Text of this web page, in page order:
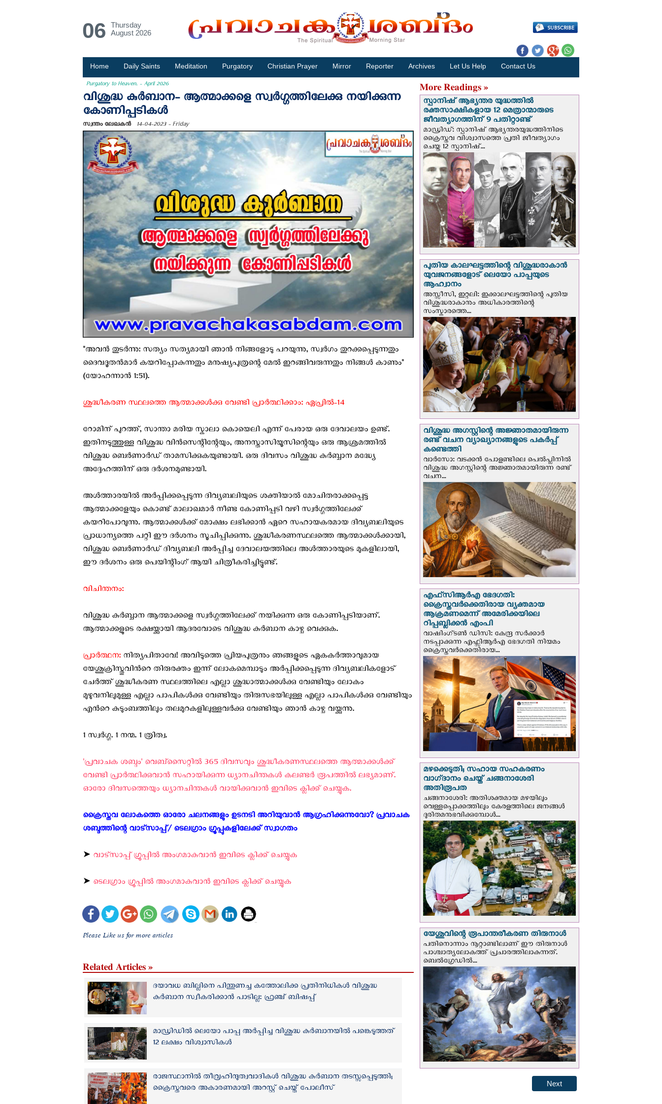
06
Thursday
August 2026
Home Daily Saints Meditation Purgatory Christian Prayer Mirror Reporter Archives Let Us Help Contact Us
Purgatory to Heaven. - April 2026
വിശുദ്ധ കുര്‍ബാന- ആത്മാക്കളെ സ്വര്‍ഗ്ഗത്തിലേക്കു നയിക്കുന്ന
കോണിപ്പടികള്‍
സ്വന്തം ലേഖകന്‍ 14-04-2023 - Friday
"അവന്‍ തുടര്‍ന്നു: സത്യം സത്യമായി ഞാന്‍ നിങ്ങളോടു പറയുന്നു, സ്വര്‍ഗം തുറക്കപ്പെടുന്നതും
ദൈവദൂതന്‍മാര്‍ കയറിപ്പോകുന്നതും മനുഷ്യപുത്രന്റെ മേല്‍ ഇറങ്ങിവരുന്നതും നിങ്ങള്‍ കാണും"
(യോഹന്നാന്‍ 1:51).
ശുദ്ധീകരണ സ്ഥലത്തെ ആത്മാക്കൾക്കു വേണ്ടി പ്രാർത്ഥിക്കാം: ഏപ്രില്‍-14
റോമിന് പുറത്ത്, സാന്താ മരിയ സ്കാലാ കൊയെലി എന്ന് പേരായ ഒരു ദേവാലയം ഉണ്ട്.
ഇതിനടുത്തുള്ള വിശുദ്ധ വിന്‍സെന്റിന്റേയും, അനസ്താസിയൂസിന്റെയും ഒരു ആശ്രമത്തില്‍
വിശുദ്ധ ബെര്‍ണാര്‍ഡ് താമസിക്കുകയുണ്ടായി. ഒരു ദിവസം വിശുദ്ധ കുര്‍ബ്ബാന മദ്ധ്യേ
അദ്ദേഹത്തിന് ഒരു ദര്‍ശനമുണ്ടായി.
അള്‍ത്താരയില്‍ അര്‍പ്പിക്കപ്പെടുന്ന ദിവ്യബലിയുടെ ശക്തിയാല്‍ മോചിതരാക്കപ്പെട്ട
ആത്മാക്കളേയും കൊണ്ട് മാലാഖമാര്‍ നീണ്ട കോണിപ്പടി വഴി സ്വര്‍ഗ്ഗത്തിലേക്ക്
കയറിപോവുന്നു. ആത്മാക്കള്‍ക്ക് മോക്ഷം ലഭിക്കാന്‍ ഏറെ സഹായകരമായ ദിവ്യബലിയുടെ
പ്രാധാന്യത്തെ പറ്റി ഈ ദര്‍ശനം സൂചിപ്പിക്കുന്നു. ശുദ്ധീകരണസ്ഥലത്തെ ആത്മാക്കള്‍ക്കായി,
വിശുദ്ധ ബെര്‍ണാര്‍ഡ് ദിവ്യബലി അര്‍പ്പിച്ച ദേവാലയത്തിലെ അള്‍ത്താരയുടെ മുകളിലായി,
ഈ ദര്‍ശനം ഒരു പെയിന്റിംഗ് ആയി ചിത്രീകരിച്ചിട്ടുണ്ട്.
വിചിന്തനം:
വിശുദ്ധ കുര്‍ബ്ബാന ആത്മാക്കളെ സ്വര്‍ഗ്ഗത്തിലേക്ക് നയിക്കുന്ന ഒരു കോണിപ്പടിയാണ്.
ആത്മാക്കളുടെ രക്ഷയ്ക്കായി ആദരവോടെ വിശുദ്ധ കുര്‍ബാന കാഴ്ച വെക്കുക.
പ്രാര്‍ത്ഥന: നിത്യപിതാവേ! അവിടുത്തെ പ്രിയപുത്രനും ഞങ്ങളുടെ ഏകകര്‍ത്താവുമായ
യേശുക്രിസ്തുവിന്‍റെ തിരുരക്തം ഇന്ന് ലോകമെമ്പാടും അര്‍പ്പിക്കപ്പെടുന്ന ദിവ്യബലികളോട്
ചേര്‍ത്ത് ശുദ്ധീകരണ സ്ഥലത്തിലെ എല്ലാ ശുദ്ധാത്മാക്കള്‍ക്കു വേണ്ടിയും ലോകം
മുഴുവനിലുമുള്ള എല്ലാ പാപികള്‍ക്കു വേണ്ടിയും തിരുസഭയിലുള്ള എല്ലാ പാപികള്‍ക്കു വേണ്ടിയും
എന്‍റെ കുടുംബത്തിലും തലമുറകളിലുള്ളവര്‍ക്കു വേണ്ടിയും ഞാന്‍ കാഴ്ച വയ്ക്കുന്നു.
1 സ്വര്‍ഗ്ഗ. 1 നന്മ. 1 ത്രിത്വ.
'പ്രവാചക ശബ്ദം' വെബ്സൈറ്റില്‍ 365 ദിവസവും ശുദ്ധീകരണസ്ഥലത്തെ ആത്മാക്കള്‍ക്ക്
വേണ്ടി പ്രാര്‍ത്ഥിക്കുവാന്‍ സഹായിക്കുന്ന ധ്യാനചിന്തകള്‍ കലണ്ടര്‍ രൂപത്തില്‍ ലഭ്യമാണ്.
ഓരോ ദിവസത്തെയും ധ്യാനചിന്തകള്‍ വായിക്കുവാന്‍ ഇവിടെ ക്ലിക്ക് ചെയ്യുക.
ക്രൈസ്തവ ലോകത്തെ ഓരോ ചലനങ്ങളും ഉടനടി അറിയുവാന്‍ ആഗ്രഹിക്കുന്നുവോ? പ്രവാചക
ശബ്ദത്തിന്റെ വാട്സാപ്പ്/ ടെലഗ്രാം ഗ്രൂപ്പുകളിലേക്ക് സ്വാഗതം ‍
➤ വാട്സാപ്പ് ഗ്രൂപ്പിൽ അംഗമാകുവാൻ ഇവിടെ ക്ലിക്ക് ചെയ്യുക
➤ ടെലഗ്രാം ഗ്രൂപ്പിൽ അംഗമാകുവാൻ ഇവിടെ ക്ലിക്ക് ചെയ്യുക
Please Like us for more articles
Related Articles »
ദയാവധ ബില്ലിനെ പിന്തുണച്ച കത്തോലിക്ക പ്രതിനിധികള്‍ വിശുദ്ധ
കുര്‍ബാന സ്വീകരിക്കാൻ പാടില്ല: ഫ്രഞ്ച് ബിഷപ്പ്
മാഡ്രിഡില്‍ ലെയോ പാപ്പ അര്‍പ്പിച്ച വിശുദ്ധ കുര്‍ബാനയില്‍ പങ്കെടുത്തത്
12 ലക്ഷം വിശ്വാസികള്‍
രാജസ്ഥാനിൽ തീവ്രഹിന്ദുത്വവാദികള്‍ വിശുദ്ധ കുര്‍ബാന തടസ്സപ്പെടുത്തി;
ക്രൈസ്തവരെ അകാരണമായി അറസ്റ്റ് ചെയ്ത് പോലീസ്
More Readings »
സ്പാനിഷ് ആഭ്യന്തര യുദ്ധത്തില്‍
രക്തസാക്ഷികളായ 12 മെത്രാന്മാരുടെ
ജീവത്യാഗത്തിന് 9 പതിറ്റാണ്ട്
മാഡ്രിഡ്: സ്പാനിഷ് ആഭ്യന്തരയുദ്ധത്തിനിടെ
ക്രൈസ്തവ വിശ്വാസത്തെ പ്രതി ജീവത്യാഗം
ചെയ്ത 12 സ്പാനിഷ്...
പുതിയ കാലഘട്ടത്തിന്റെ വിശുദ്ധരാകാന്‍
യുവജനങ്ങളോട് ലെയോ പാപ്പയുടെ
ആഹ്വാനം
അസ്സീസി, ഇറ്റലി: ഇക്കാലഘട്ടത്തിന്റെ പുതിയ
വിശുദ്ധരാകാനും അധികാരത്തിന്റെ
സംസ്കാരത്തെ...
വിശുദ്ധ അഗസ്റ്റിന്റെ അജ്ഞാതമായിരുന്ന
രണ്ട് വചന വ്യാഖ്യാനങ്ങളുടെ പകര്‍പ്പ്
കണ്ടെത്തി
വാര്‍സോ: വടക്കൻ പോളണ്ടിലെ പെൽപ്ലിനില്‍
വിശുദ്ധ അഗസ്റ്റിന്റെ അജ്ഞാതമായിരുന്ന രണ്ട്
വചന...
എഫ്‌സി‌ആര്‍‌എ ഭേദഗതി:
ക്രൈസ്തവർക്കെതിരായ വ്യക്തമായ
ആക്രമണമെന്ന് അമേരിക്കയിലെ
റിപ്പബ്ലിക്കൻ എംപി
വാഷിംഗ്ടണ്‍ ഡി‌സി: കേന്ദ്ര സർക്കാർ
നടപ്പാക്കുന്ന എഫ്സിആർഎ ഭേദഗതി നിയമം
ക്രൈസ്തവർക്കെതിരായ...
മഴക്കെടുതി; സഹായ സഹകരണം
വാഗ്‌ദാനം ചെയ്ത് ചങ്ങനാശേരി
അതിരൂപത
ചങ്ങനാശേരി: അതിശക്തമായ മഴയിലും
വെള്ളപ്പൊക്കത്തിലും കേരളത്തിലെ ജനങ്ങൾ
ദുരിതമനുഭവിക്കുമ്പോൾ...
യേശുവിന്റെ രൂപാന്തരീകരണ തിരുനാള്‍
പതിനൊന്നാം നൂറ്റാണ്ടിലാണ് ഈ തിരുനാള്‍
പാശ്ചാത്യലോകത്ത് പ്രചാരത്തിലാകുന്നത്.
ബെല്‍ഗ്രേഡില്‍...
Next